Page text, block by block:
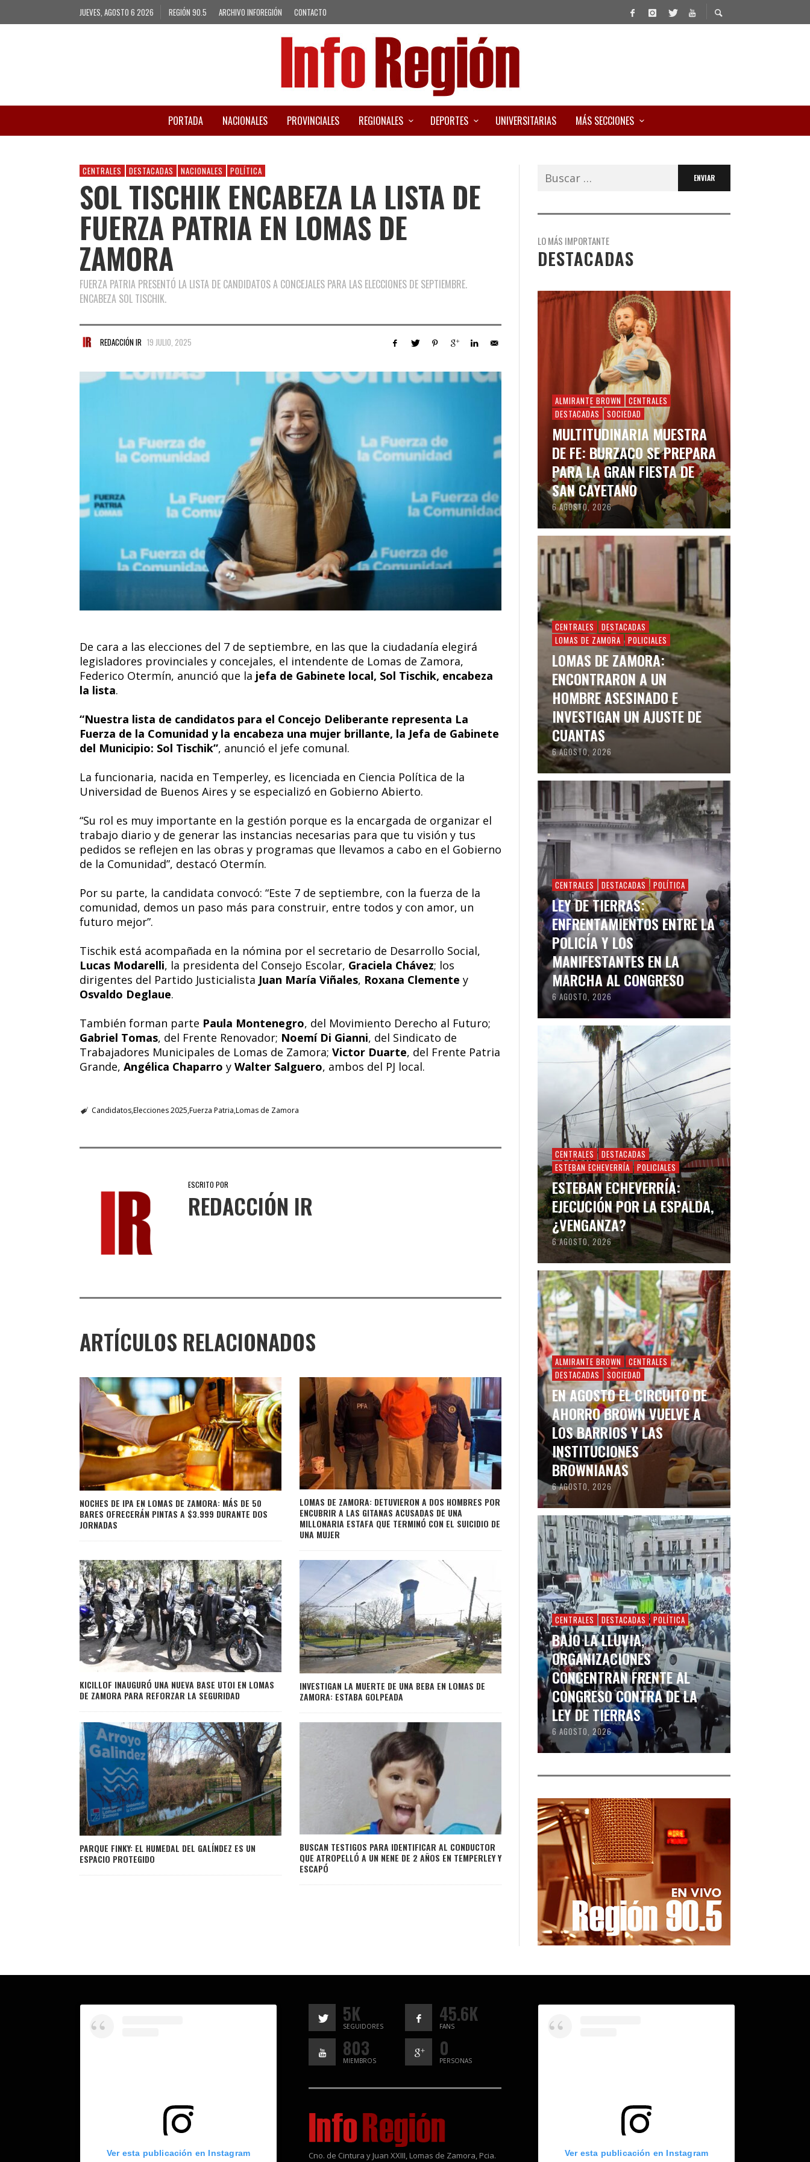
JUEVES, AGOSTO 6 2026 REGIÓN 90.5 ARCHIVO INFOREGIÓN CONTACTO
PORTADA NACIONALES PROVINCIALES REGIONALES DEPORTES UNIVERSITARIAS MÁS SECCIONES
CENTRALES DESTACADAS NACIONALES POLÍTICA
SOL TISCHIK ENCABEZA LA LISTA DE
FUERZA PATRIA EN LOMAS DE
ZAMORA
FUERZA PATRIA PRESENTÓ LA LISTA DE CANDIDATOS A CONCEJALES PARA LAS ELECCIONES DE SEPTIEMBRE.
ENCABEZA SOL TISCHIK.
REDACCIÓN IR 19 JULIO, 2025
De cara a las elecciones del 7 de septiembre, en las que la ciudadanía elegirá
legisladores provinciales y concejales, el intendente de Lomas de Zamora,
Federico Otermín, anunció que la jefa de Gabinete local, Sol Tischik, encabeza
la lista.
“Nuestra lista de candidatos para el Concejo Deliberante representa La
Fuerza de la Comunidad y la encabeza una mujer brillante, la Jefa de Gabinete
del Municipio: Sol Tischik”, anunció el jefe comunal.
La funcionaria, nacida en Temperley, es licenciada en Ciencia Política de la
Universidad de Buenos Aires y se especializó en Gobierno Abierto.
“Su rol es muy importante en la gestión porque es la encargada de organizar el
trabajo diario y de generar las instancias necesarias para que tu visión y tus
pedidos se reflejen en las obras y programas que llevamos a cabo en el Gobierno
de la Comunidad”, destacó Otermín.
Por su parte, la candidata convocó: “Este 7 de septiembre, con la fuerza de la
comunidad, demos un paso más para construir, entre todos y con amor, un
futuro mejor”.
Tischik está acompañada en la nómina por el secretario de Desarrollo Social,
Lucas Modarelli, la presidenta del Consejo Escolar, Graciela Chávez; los
dirigentes del Partido Justicialista Juan María Viñales, Roxana Clemente y
Osvaldo Deglaue.
También forman parte Paula Montenegro, del Movimiento Derecho al Futuro;
Gabriel Tomas, del Frente Renovador; Noemí Di Gianni, del Sindicato de
Trabajadores Municipales de Lomas de Zamora; Victor Duarte, del Frente Patria
Grande, Angélica Chaparro y Walter Salguero, ambos del PJ local.
CandidatosElecciones 2025 Fuerza Patria Lomas de Zamora
ESCRITO POR
REDACCIÓN IR
ARTÍCULOS RELACIONADOS
NOCHES DE IPA EN LOMAS DE ZAMORA: MÁS DE 50
BARES OFRECERÁN PINTAS A $3.999 DURANTE DOS
JORNADAS
LOMAS DE ZAMORA: DETUVIERON A DOS HOMBRES POR
ENCUBRIR A LAS GITANAS ACUSADAS DE UNA
MILLONARIA ESTAFA QUE TERMINÓ CON EL SUICIDIO DE
UNA MUJER
KICILLOF INAUGURÓ UNA NUEVA BASE UTOI EN LOMAS
DE ZAMORA PARA REFORZAR LA SEGURIDAD
INVESTIGAN LA MUERTE DE UNA BEBA EN LOMAS DE
ZAMORA: ESTABA GOLPEADA
PARQUE FINKY: EL HUMEDAL DEL GALÍNDEZ ES UN
ESPACIO PROTEGIDO
BUSCAN TESTIGOS PARA IDENTIFICAR AL CONDUCTOR
QUE ATROPELLÓ A UN NENE DE 2 AÑOS EN TEMPERLEY Y
ESCAPÓ
Buscar:
LO MÁS IMPORTANTE
DESTACADAS
ALMIRANTE BROWN
CENTRALES
DESTACADAS
SOCIEDAD
MULTITUDINARIA MUESTRA
DE FE: BURZACO SE PREPARA
PARA LA GRAN FIESTA DE
SAN CAYETANO
6 AGOSTO, 2026
CENTRALES
DESTACADAS
LOMAS DE ZAMORA
POLICIALES
LOMAS DE ZAMORA:
ENCONTRARON A UN
HOMBRE ASESINADO E
INVESTIGAN UN AJUSTE DE
CUANTAS
6 AGOSTO, 2026
CENTRALES DESTACADAS POLÍTICA
LEY DE TIERRAS:
ENFRENTAMIENTOS ENTRE LA
POLICÍA Y LOS
MANIFESTANTES EN LA
MARCHA AL CONGRESO
6 AGOSTO, 2026
CENTRALES
DESTACADAS
ESTEBAN ECHEVERRÍA
POLICIALES
ESTEBAN ECHEVERRÍA:
EJECUCIÓN POR LA ESPALDA,
¿VENGANZA?
6 AGOSTO, 2026
ALMIRANTE BROWN
CENTRALES
DESTACADAS
SOCIEDAD
EN AGOSTO EL CIRCUITO DE
AHORRO BROWN VUELVE A
LOS BARRIOS Y LAS
INSTITUCIONES
BROWNIANAS
6 AGOSTO, 2026
CENTRALES DESTACADAS POLÍTICA
BAJO LA LLUVIA,
ORGANIZACIONES
CONCENTRAN FRENTE AL
CONGRESO CONTRA DE LA
LEY DE TIERRAS
6 AGOSTO, 2026
Ver esta publicación en Instagram
5K
SEGUIDORES
45.6K
FANS
803
MIEMBROS
0
PERSONAS
Cno. de Cintura y Juan XXIII, Lomas de Zamora, Pcia. Ver esta publicación en Instagram